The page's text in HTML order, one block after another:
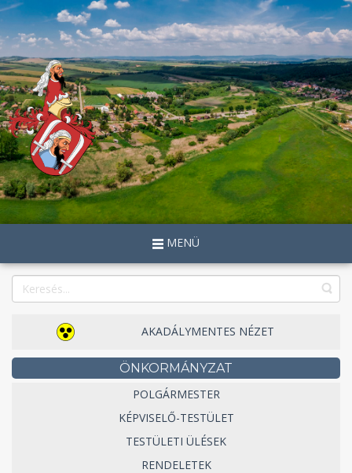
MENÜ
AKADÁLYMENTES NÉZET
ÖNKORMÁNYZAT
POLGÁRMESTER
KÉPVISELŐ-TESTÜLET
TESTÜLETI ÜLÉSEK
RENDELETEK